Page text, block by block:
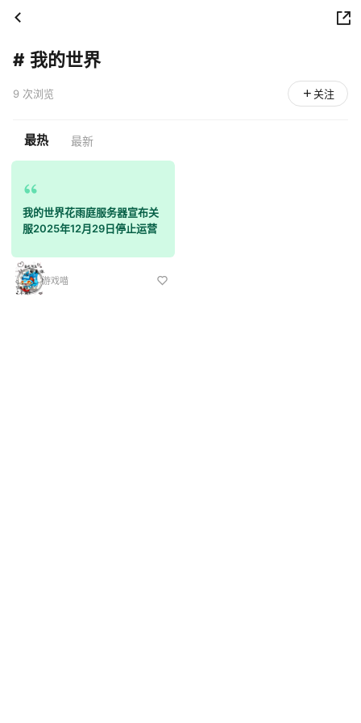
# 我的世界
9 次浏览 关注
最热 最新
我的世界花雨庭服务器宣布关
服2025年12月29日停止运营
游戏喵